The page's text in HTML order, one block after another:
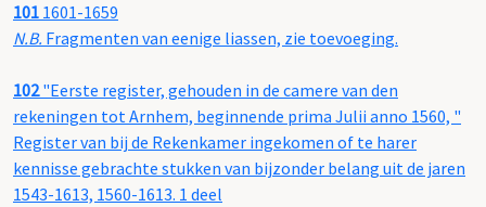
101 1601-1659
N.B. Fragmenten van eenige liassen, zie toevoeging.
102"Eerste register, gehouden in de camere van den
rekeningen tot Arnhem, beginnende prima Julii anno 1560, "
Register van bij de Rekenkamer ingekomen of te harer
kennisse gebrachte stukken van bijzonder belang uit de jaren
1543-1613, 1560-1613. 1 deel